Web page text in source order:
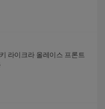
라이크라 올레이스 프론트